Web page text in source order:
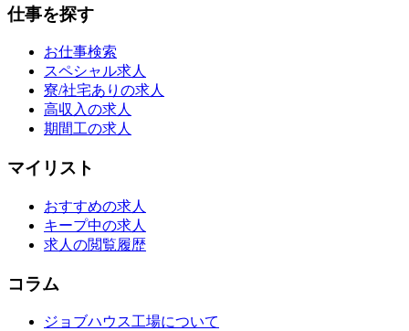
仕事を探す
お仕事検索
スペシャル求人
寮/社宅ありの求人
高収入の求人
期間工の求人
マイリスト
おすすめの求人
キープ中の求人
求人の閲覧履歴
コラム
ジョブハウス工場について